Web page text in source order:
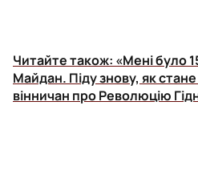
Читайте також: «Мені було
Майдан. Піду знову, як
вінничан про Революцію